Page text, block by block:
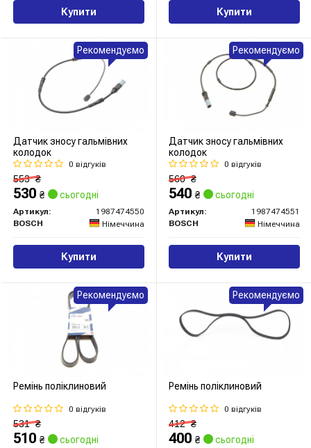
Купити Купити
Датчик зносу гальмівних
колодок
0 відгуків
553₴
530 ₴ сьогодні
Артикул:
1987474550
BOSCH
Німеччина
Купити
Рекомендуємо
Датчик зносу гальмівних
колодок
0 відгуків
560₴
540 ₴ сьогодні
Артикул:
1987474551
BOSCH
Німеччина
Купити
Рекомендуємо
Ремінь поліклиновий
0 відгуків
531₴
510 ₴ сьогодні
Рекомендуємо
Ремінь поліклиновий
0 відгуків
412₴
400 ₴ сьогодні
Рекомендуємо